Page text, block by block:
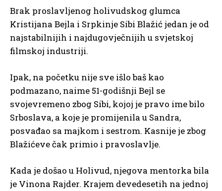
Brak proslavljenog holivudskog glumca
Kristijana Bejla i Srpkinje Sibi Blažić jedan je od
najstabilnijih i najdugovječnijih u svjetskoj
filmskoj industriji.
Ipak, na početku nije sve išlo baš kao
podmazano, naime 51-godišnji Bejl se
svojevremeno zbog Sibi, kojoj je pravo ime bilo
Srboslava, a koje je promijenila u Sandra,
posvađao sa majkom i sestrom. Kasnije je zbog
Blažićeve čak primio i pravoslavlje.
Kada je došao u Holivud, njegova mentorka bila
je Vinona Rajder. Krajem devedesetih na jednoj